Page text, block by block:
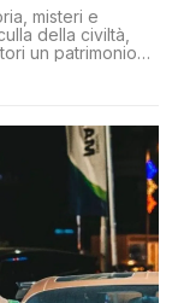
misteri e
della civiltà,
un patrimonio
l’Egitto è stato il